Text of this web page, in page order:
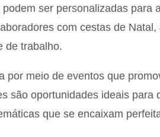
ser personalizadas
com cestas de
de trabalho.
meio de eventos que
são oportunidades ideais
que se encaixam